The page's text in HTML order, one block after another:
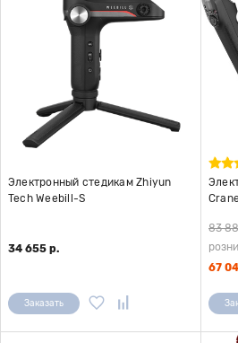
Электронный стедикам Zhiyun
Tech Weebill-S
34 655 р.
Заказать
83
67